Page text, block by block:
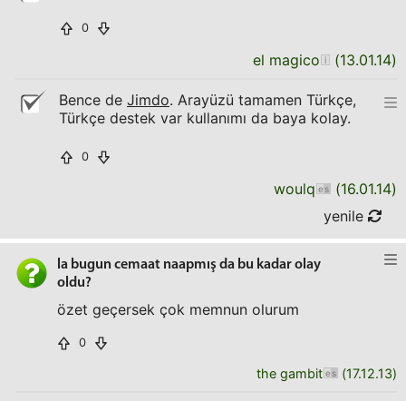
0
el magico (13.01.14)
Bence de Jimdo. Arayüzü tamamen Türkçe,
Türkçe destek var kullanımı da baya kolay.
0
woulq (16.01.14)
yenile
la bugun cemaat naapmış da bu kadar olay
oldu?
özet geçersek çok memnun olurum
0
the gambit (17.12.13)